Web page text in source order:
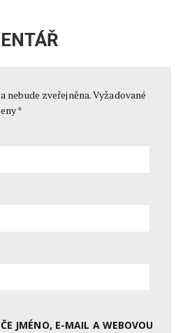
nebude zveřejněna.Vyžadované
*
JMÉNO, E-MAIL A WEBOVOU